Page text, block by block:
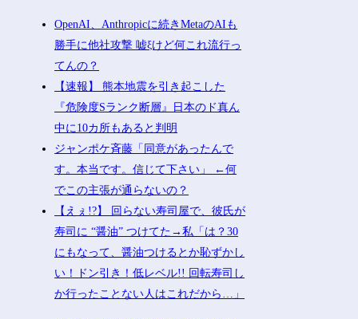
OpenAI、Anthropicに続きMetaのAIも
勝手に他社攻撃 嘘ξけど何これ流行っ
てんの？
【速報】 熊本地震を引き起こした
『危険度Sランク断層』日本のド真ん
中に10カ所もあると判明
ジャンポケ斉藤「同意があったんで
す。本当です。信じて下さい」 ←何
でこの主張が通らないの？
【えぇ!?】 回らない寿司屋で、彼氏が
寿司に “醤油” つけてた→私「は？30
にもなって、醤油つけるとか恥ずかし
い！ドン引き！低レベル!! 回転寿司し
か行ったことない人はこれだから…」